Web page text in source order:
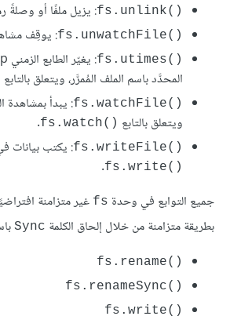
fs.unlink()‎: يزيل ملفًا أو وصلةً
fs.unwatchFile()‎: يوقِف
fs.utimes()‎
المحدَّد باسم الملف المُمرَّر، ويتعلق بالتابع
fs.watchFile()‎: يبدأ بمشاهدة
ويتعلق بالتابع fs.watch()‎
.
fs.writeFile()‎: يكتب بيانات
fs.write()‎
.
جميع التوابع في وحدة fs غير متزامنة
بطريقة متزامنة من خلال إلحاق الكلمة Sync
fs.rename()‎
fs.renameSync()‎
fs.write()‎